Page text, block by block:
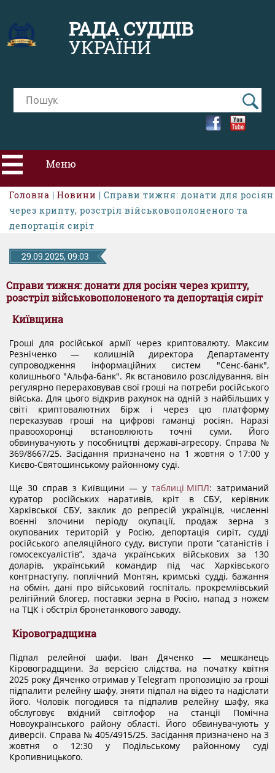
РАДА СУДДІВ
УКРАЇНИ
Меню
ПРО РСУ
ДОКУМЕНТИ
РІШЕННЯ РСУ
НОРМАТИВНІ ДОКУМЕНТИ
МІЖНАРОДНІ СТАНДАРТИ
СОЦІОЛОГІЧНІ ОПИТУВАННЯ
СИСТЕМА ОЦІНЮВАННЯ
КОНФЛІКТ ІНТЕРЕСІВ
НОРМАТИВИ НАВАНТАЖЕННЯ
КОНТАКТИ
Головна | Новини | Справи тижня: донати для росіян
через крипту, розстріл військовополоненого та
депортація сиріт
29.09.2025, 09:03
Справи тижня: донати для росіян через крипту,
розстріл військовополоненого та депортація сиріт
Київщина
Гроші для російської армії через криптовалюту. Максим
Резніченко — колишній директора Департаменту
супроводження інформаційних систем "Сенс-банк",
колишнього "Альфа-банк". Як встановило розслідування, він
регулярно перераховував свої гроші на потреби російського
війська. Для цього відкрив рахунок на одній з найбільших у
світі криптовалютних бірж і через цю платформу
переказував гроші на цифрові гаманці росіян. Наразі
правоохоронці встановлюють точні суми. Його
обвинувачують у пособництві державі-агресору. Справа №
369/8667/25. Засідання призначено на 1 жовтня о 17:00 у
Києво-Святошинському районному суді.
Ще 30 справ з Київщини — утаблиці МІПЛ: затриманий
куратор російських наративів, кріт в СБУ, керівник
Харківської СБУ, заклик до репресій українців, численні
воєнні злочини періоду окупації, продаж зерна з
окупованих територій у Росію, депортація сиріт, судді
російського апеляційного суду, виступи проти “сатаністів і
гомосексуалістів”, здача українських військових за 130
доларів, український командир під час Харківського
контрнаступу, поплічний Монтян, кримські судді, бажання
на обмін, дані про військовий госпіталь, прокремлівський
релігійний блогер, поставки зерна в Росію, напад з ножем
на ТЦК і обстріл бронетанкового заводу.
Кіровоградщина
Підпал релейної шафи. Іван Дяченко — мешканець
Кіровоградщини. За версією слідства, на початку квітня
2025 року Дяченко отримав у Telegram пропозицію за гроші
підпалити релейну шафу, зняти підпал на відео та надіслати
його. Чоловік погодився та підпалив релейну шафу, яка
обслуговує вхідний світлофор на станції Помічна
Новоукраїнського району області. Його обвинувачують у
диверсії. Справа № 405/4915/25. Засідання призначено на 3
жовтня о 12:30 у Подільському районному суді
Кропивницького.